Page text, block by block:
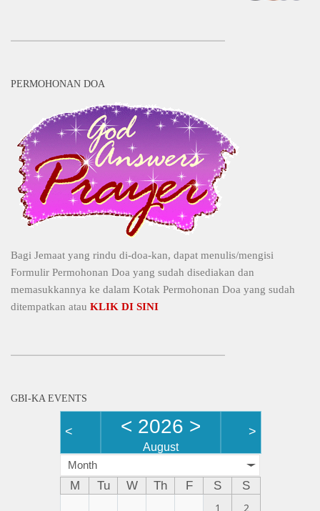
PERMOHONAN DOA
Bagi Jemaat yang rindu di-doa-kan, dapat menulis/mengisi
Formulir Permohonan Doa yang sudah disediakan dan
memasukkannya ke dalam Kotak Permohonan Doa yang sudah
ditempatkan atau KLIK DI SINI
GBI-KA EVENTS
< < 2026 >
August
>
Month
M Tu W Th F S
S
1
2